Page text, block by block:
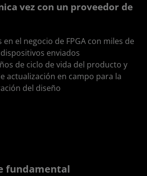
vez con un proveedor de
en el negocio de FPGA con miles de
enviados
de ciclo de vida del producto y
actualización en campo para la
del diseño
fundamental